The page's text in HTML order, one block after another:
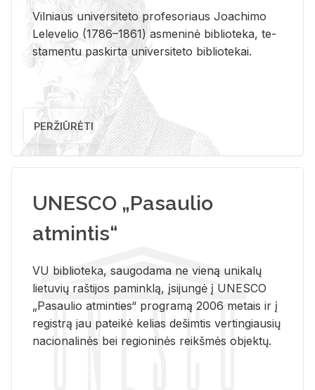
Vil­niaus uni­ver­si­te­to pro­fe­so­riaus Jo­a­chi­mo
Le­le­ve­lio (1786–1861) as­me­ni­nė bi­b­lio­te­ka, te­
sta­men­tu pa­skir­ta uni­ver­si­te­to bi­b­lio­te­kai.
PERŽIŪRĖTI
UNESCO „Pasaulio
atmintis“
VU biblioteka, saugodama ne vieną unikalų
lietuvių raštijos paminklą, įsijungė į UNESCO
„Pasaulio atminties“ programą 2006 metais ir į
registrą jau pateikė kelias dešimtis vertingiausių
nacionalinės bei regioninės reikšmės objektų.